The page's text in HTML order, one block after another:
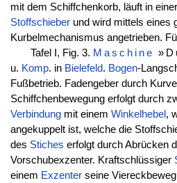
mit dem Schiffchenkorb, läuft in einer
Stoffschieberund wird mittels eines
Kurbelmechanismus angetrieben.
Tafel I, Fig. 3. Maschine
u. Komp. in Bielefeld. Bogen-
Fußbetrieb. Fadengeber durch
Schiffchenbewegung erfolgt durch
Verbindungmit einem Winkelhebel ,
angekuppelt ist, welche die
des Stiches erfolgt durch Abrücken
Vorschubexzenter. Kraftschlüssiger
einem Exzenterseine